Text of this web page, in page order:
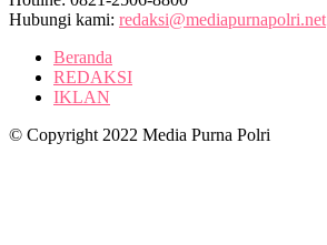
Hubungi kami: redaksi@mediapurnapolri.net
Beranda
REDAKSI
IKLAN
© Copyright 2022 Media Purna Polri